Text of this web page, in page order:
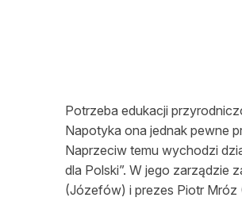
Potrzeba edukacji
Napotyka ona jednak pewne
Naprzeciw temu wychodzi
dla Polski”. W jego zarządzie
(Józefów) i prezes Piotr Mróz